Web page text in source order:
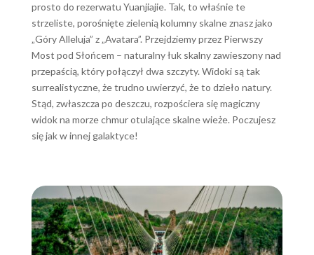
prosto do rezerwatu Yuanjiajie. Tak, to właśnie te
strzeliste, porośnięte zielenią kolumny skalne znasz jako
„Góry Alleluja” z „Avatara”. Przejdziemy przez Pierwszy
Most pod Słońcem – naturalny łuk skalny zawieszony nad
przepaścią, który połączył dwa szczyty. Widoki są tak
surrealistyczne, że trudno uwierzyć, że to dzieło natury.
Stąd, zwłaszcza po deszczu, rozpościera się magiczny
widok na morze chmur otulające skalne wieże. Poczujesz
się jak w innej galaktyce!